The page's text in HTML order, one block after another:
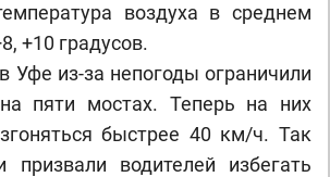
воздуха в среднем
+10 градусов.
Уфе из-за непогоды ограничили
пяти мостах. Теперь на них
быстрее 40 км/ч. Так
призвали водителей избегать